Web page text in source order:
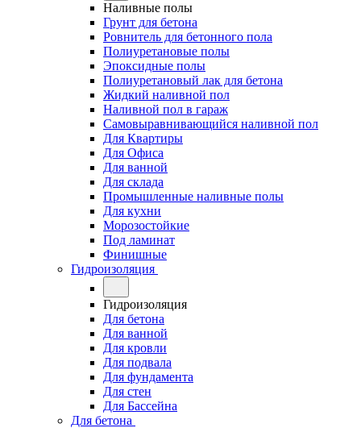
Наливные полы
Грунт для бетона
Ровнитель для бетонного пола
Полиуретановые полы
Эпоксидные полы
Полиуретановый лак для бетона
Жидкий наливной пол
Наливной пол в гараж
Самовыравнивающийся наливной пол
Для Квартиры
Для Офиса
Для ванной
Для склада
Промышленные наливные полы
Для кухни
Морозостойкие
Под ламинат
Финишные
Гидроизоляция
Гидроизоляция
Для бетона
Для ванной
Для кровли
Для подвала
Для фундамента
Для стен
Для Бассейна
Для бетона